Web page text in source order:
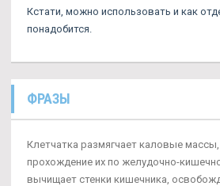
Кстати, можно использовать и как
понадобится.
ФРАЗЫ
Клетчатка размягчает каловые
прохождение их по желудочно-
вычищает стенки кишечника,